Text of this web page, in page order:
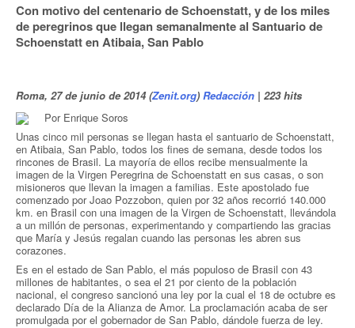
Con motivo del centenario de Schoenstatt, y de los miles
de peregrinos que llegan semanalmente al Santuario de
Schoenstatt en Atibaia, San Pablo
Roma, 27 de junio de 2014(Zenit.org) Redacción | 223 hits
Por Enrique Soros
Unas cinco mil personas se llegan hasta el santuario de Schoenstatt,
en Atibaia, San Pablo, todos los fines de semana, desde todos los
rincones de Brasil. La mayoría de ellos recibe mensualmente la
imagen de la Virgen Peregrina de Schoenstatt en sus casas, o son
misioneros que llevan la imagen a familias. Este apostolado fue
comenzado por Joao Pozzobon, quien por 32 años recorrió 140.000
km. en Brasil con una imagen de la Virgen de Schoenstatt, llevándola
a un millón de personas, experimentando y compartiendo las gracias
que María y Jesús regalan cuando las personas les abren sus
corazones.
Es en el estado de San Pablo, el más populoso de Brasil con 43
millones de habitantes, o sea el 21 por ciento de la población
nacional, el congreso sancionó una ley por la cual el 18 de octubre es
declarado Día de la Alianza de Amor. La proclamación acaba de ser
promulgada por el gobernador de San Pablo, dándole fuerza de ley.